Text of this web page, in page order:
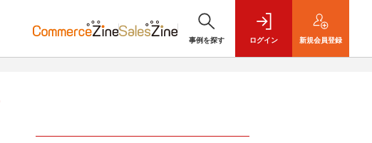
事例を探す ログイン 新規会員登録